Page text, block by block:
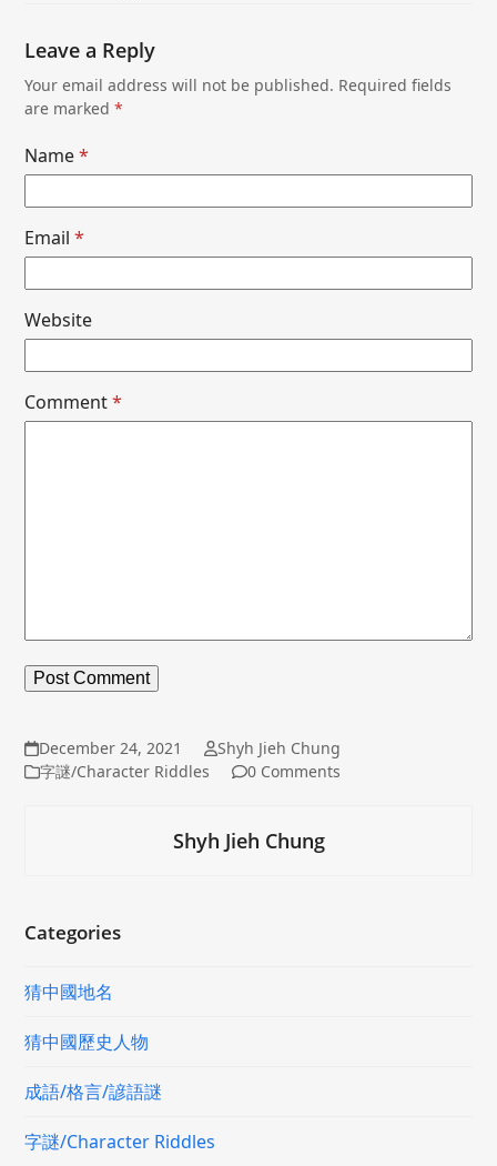
Leave a Reply
Your email address will not be published. Required fields
are marked*
Name*
Email*
Website
Comment*
December 24, 2021
Shyh Jieh Chung
字謎/Character Riddles
0 Comments
Shyh Jieh Chung
Categories
猜中國地名
猜中國歷史人物
成語/格言/諺語謎
字謎/Character Riddles